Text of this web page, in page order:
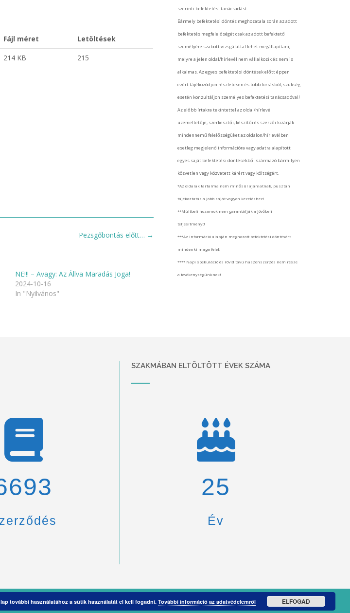
Fájl méret Letöltések
214 KB 215
Pezsgőbontás előtt… →
NE!!! – Avagy: Az Állva Maradás Joga!
2024-10-16
In "Nyilvános"
szerinti befektetési tanácsadást.
Bármely befektetési döntés meghozatala során az adott
befektetés megfelelőségét csak az adott befektető
személyére szabott vizsgálattal lehet megállapítani,
melyre a jelen oldal/hírlevél nem vállalkozik és nem is
alkalmas. Az egyes befektetési döntések előtt éppen
ezért tájékozódjon részletesen és több forrásból, szükség
esetén konzultáljon személyes befektetési tanácsadóval!
Az előbb írtakra tekintettel az oldal/hírlevél
üzemeltetője, szerkesztői, készítői és szerzői kizárják
mindennemű felelősségüket az oldalon/hírlevélben
esetleg megjelenő információra vagy adatra alapított
egyes saját befektetési döntésekből származó bármilyen
közvetlen vagy közvetett kárért vagy költségért.
*Az oldalak tartalma nem minősül ajánlatnak, pusztán
tájékoztatás a jobb saját vagyon kezeléshez!
**Múltbeli hozamok nem garantálják a jövőbeli
teljesítményt!
***Az információ alapján meghozott befektetési döntésért
mindenki maga felel!
**** Napi spekuláció és rövid távú haszonszerzés nem része
a tevékenységünknek!
SZAKMÁBAN ELTÖLTÖTT ÉVEK SZÁMA
26
Év
további használatához a sütik használatát el kell fogadni. További információ az adatvédelemről ELFOGAD